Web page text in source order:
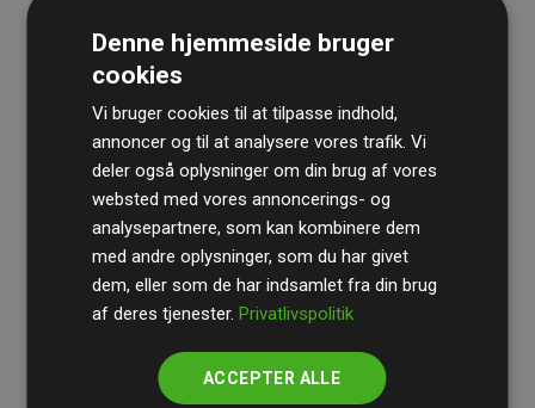
motsvarar dubbelt så mycket CO₂ som
webbplatsens beräknade utsläpp.
Alla projekt verifieras genomGold Standard
vilket säkerställer hög kvalitet, faktisk klimatnytta
och full transparens. Du kan läsa mer om de
specifika projekten här.
initiativet Webbplatser som stöder klimatprojekt
Denne hjemmeside bruger
cookies
Vi bruger cookies til at tilpasse indhold,
annoncer og til at analysere vores trafik. Vi
deler også oplysninger om din brug af vores
websted med vores annoncerings- og
analysepartnere, som kan kombinere dem
med andre oplysninger, som du har givet
dem, eller som de har indsamlet fra din brug
af deres tjenester.Privatlivspolitik
ACCEPTER ALLE